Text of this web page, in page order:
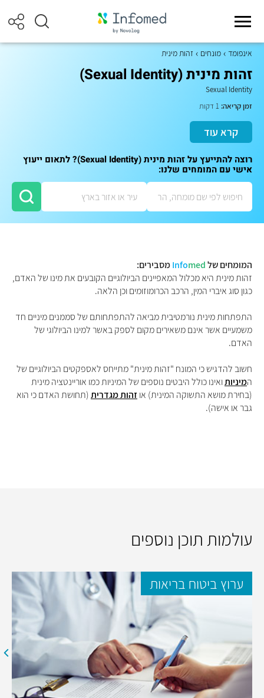
אינפומד מונחים זהות מינית
זהות מינית (Sexual Identity)
Sexual Identity
זמן קריאה:
קרא עוד
רוצה להתייעץ על זהות מינית (Sexual Identity)? לתאום ייעוץ
אישי עם המומחים שלנו:
המומחים של Infomed
מסבירים:
זהות מינית היא מכלול המאפיינים הביולוגיים הקובעים את מינו של האדם,
כגון סוג איברי המין, הרכב הכרומוזומים וכן הלאה.
התפתחות מינית נורמטיבית מביאה להתפתחותם של סממנים מיניים חד
משמעיים אשר אינם משאירים מקום לספק באשר למינו הביולוגי של
האדם.
חשוב להדגיש כי המונח "זהות מינית" מתייחס לאספקטים הביולוגיים של
המיניותואינו כולל היבטים נוספים של המיניות כמו אוריינטציה מינית
(בחירת מושא התשוקה המינית) אוזהות מגדרית(תחושת האדם כי הוא
גבר או אישה).
עולמות תוכן נוספים
ערוץ ביטוח בריאות